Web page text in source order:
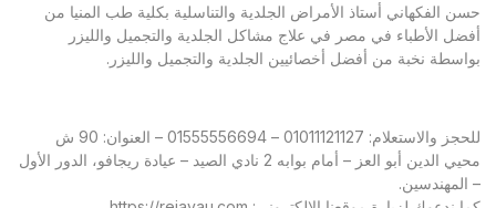
حسن الفكهاني أستاذ الأمراض الجلدية والتناسلية بكلية طب المنيا من
أفضل الأطباء في مصر في علاج مشاكل الجلدية والتجميل والليزر
بواسطة نخبة من أفضل أخصائيين الجلدية والتجميل والليزر.
للحجز والاستعلام: 01011121127 – 01555556694 – العنوان: 90 ش
محيي الدين أبو العز – أمام بوابه 2 نادي الصيد – عيادة ريجافو، الدور الأول
– المهندسين.